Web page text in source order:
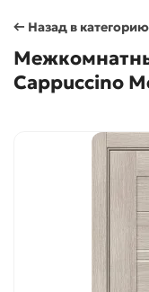
← Назад в
Cappuccino